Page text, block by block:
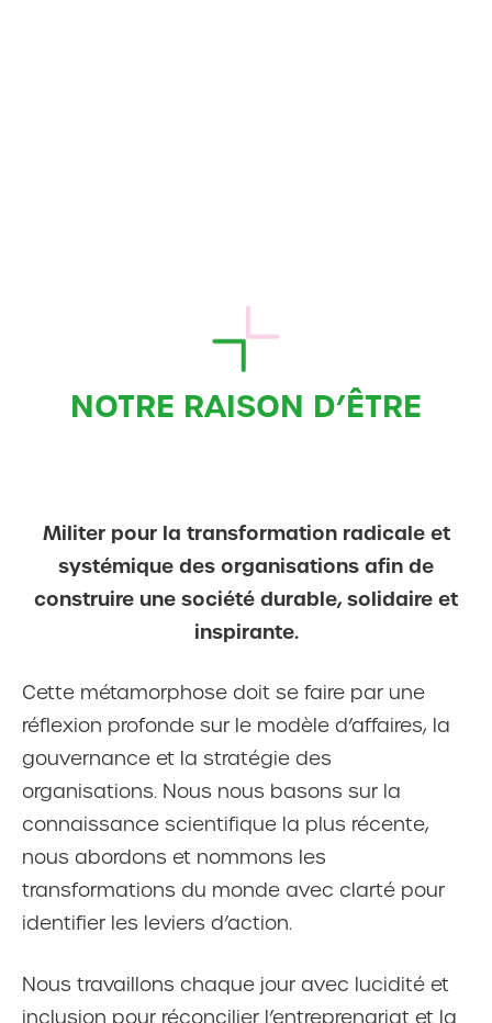
NOTRE RAISON D’ÊTRE
Militer pour la transformation radicale et
systémique des organisations afin de
construire une société durable, solidaire et
inspirante.
Cette métamorphose doit se faire par une
réflexion profonde sur le modèle d’affaires, la
gouvernance et la stratégie des
organisations. Nous nous basons sur la
connaissance scientifique la plus récente,
nous abordons et nommons les
transformations du monde avec clarté pour
identifier les leviers d’action.
Nous travaillons chaque jour avec lucidité et
inclusion pour réconcilier l’entreprenariat et la